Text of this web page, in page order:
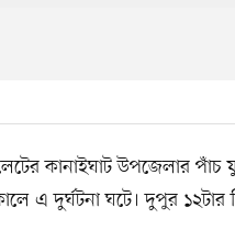
কানাইঘাট উপজেলার পাঁচ
এ দুর্ঘটনা ঘটে। দুপুর ১২টার